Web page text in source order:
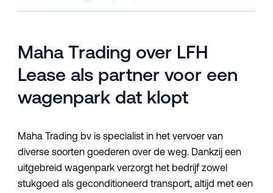
Maha Trading over LFH
Lease als partner voor een
wagenpark dat klopt
Maha Trading bv is specialist in het vervoer van
diverse soorten goederen over de weg. Dankzij een
uitgebreid wagenpark verzorgt het bedrijf zowel
stukgoed als geconditioneerd transport, altijd met een